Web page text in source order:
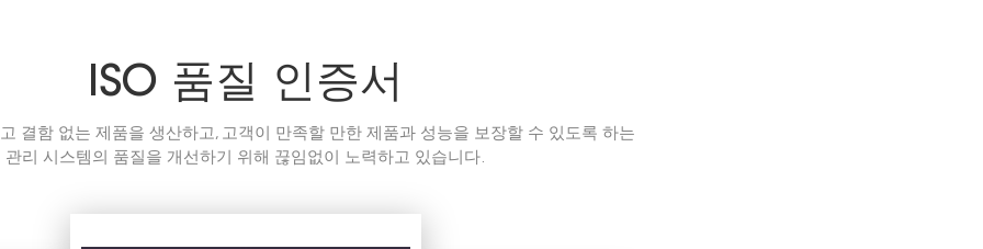
ISO 품질 인증서
결함 없는 제품을 생산하고, 고객이 만족할 만한 제품과 성능을 보장할 수 있도록 하는
관리 시스템의 품질을 개선하기 위해 끊임없이 노력하고 있습니다.